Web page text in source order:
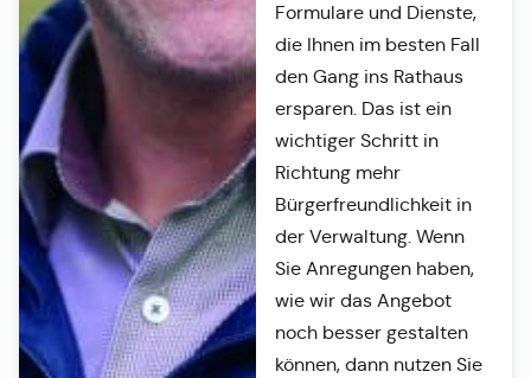
Formulare und Dienste,
die Ihnen im besten Fall
den Gang ins Rathaus
ersparen. Das ist ein
wichtiger Schritt in
Richtung mehr
Bürgerfreundlichkeit in
der Verwaltung. Wenn
Sie Anregungen haben,
wie wir das Angebot
noch besser gestalten
können, dann nutzen Sie